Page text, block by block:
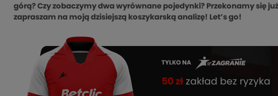
górą? Czy zobaczymy dwa wyrównane pojedynki? Przekonamy się
zapraszam na moją dzisiejszą koszykarską analizę! Let’s go!
TYLKO NA
50 zł zakład bez ryzyka